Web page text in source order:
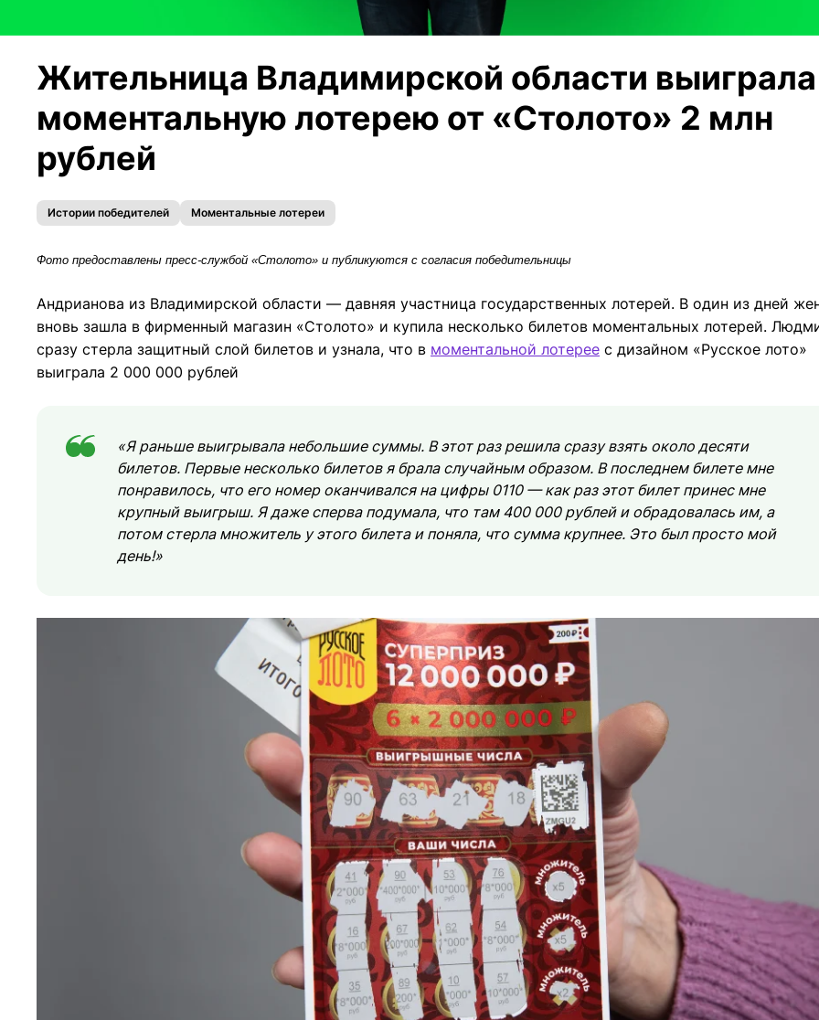
Жительница Владимирской области
моментальную лотерею от «Столото» 2 млн
рублей
Истории победителей Моментальные лотереи
Фото предоставлены пресс-службой «Столото» и публикуются с согласия победительницы
Андрианова из Владимирской области — давняя участница государственных лотерей. В один из дней
вновь зашла в фирменный магазин «Столото» и купила несколько билетов моментальных лотерей.
сразу стерла защитный слой билетов и узнала, что в моментальной лотерее с дизайном «Русское лото»
выиграла 2 000 000 рублей
«Я раньше выигрывала небольшие суммы. В этот раз решила сразу взять около десяти
билетов. Первые несколько билетов я брала случайным образом. В последнем билете мне
понравилось, что его номер оканчивался на цифры 0110 — как раз этот билет принес мне
крупный выигрыш. Я даже сперва подумала, что там 400 000 рублей и обрадовалась им, а
потом стерла множитель у этого билета и поняла, что сумма крупнее. Это был просто мой
день!»